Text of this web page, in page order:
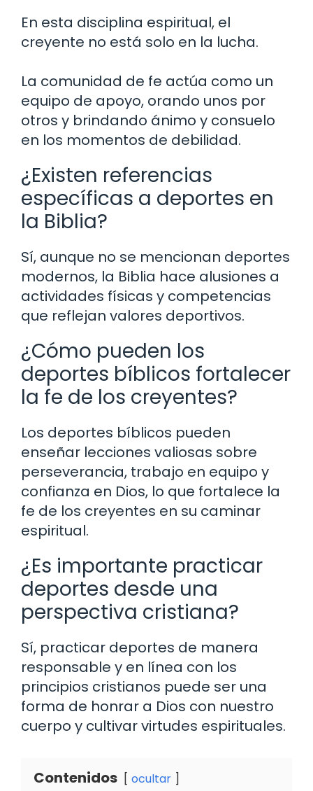
En esta disciplina espiritual, el
creyente no está solo en la lucha.
La comunidad de fe actúa como un
equipo de apoyo, orando unos por
otros y brindando ánimo y consuelo
en los momentos de debilidad.
¿Existen referencias
específicas a deportes en
la Biblia?
Sí, aunque no se mencionan deportes
modernos, la Biblia hace alusiones a
actividades físicas y competencias
que reflejan valores deportivos.
¿Cómo pueden los
deportes bíblicos fortalecer
la fe de los creyentes?
Los deportes bíblicos pueden
enseñar lecciones valiosas sobre
perseverancia, trabajo en equipo y
confianza en Dios, lo que fortalece la
fe de los creyentes en su caminar
espiritual.
¿Es importante practicar
deportes desde una
perspectiva cristiana?
Sí, practicar deportes de manera
responsable y en línea con los
principios cristianos puede ser una
forma de honrar a Dios con nuestro
cuerpo y cultivar virtudes espirituales.
Contenidos ocultar